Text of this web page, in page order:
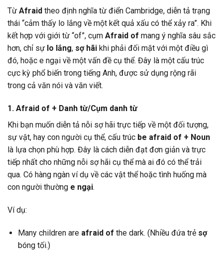
Từ Afraid theo định nghĩa từ điển Cambridge, diễn tả trạng
thái “cảm thấy lo lắng về một kết quả xấu có thể xảy ra”. Khi
kết hợp với giới từ “of”, cụm Afraid of mang ý nghĩa sâu sắc
hơn, chỉ sự lo lắng, sợ hãi khi phải đối mặt với một điều gì
đó, hoặc e ngại về một vấn đề cụ thể. Đây là một cấu trúc
cực kỳ phổ biến trong tiếng Anh, được sử dụng rộng rãi
trong cả văn nói và văn viết.
1. Afraid of + Danh từ/Cụm danh từ
Khi bạn muốn diễn tả nỗi sợ hãi trực tiếp về một đối tượng,
sự vật, hay con người cụ thể, cấu trúc be afraid of + Noun
là lựa chọn phù hợp. Đây là cách diễn đạt đơn giản và trực
tiếp nhất cho những nỗi sợ hãi cụ thể mà ai đó có thể trải
qua. Có hàng ngàn ví dụ về các vật thể hoặc tình huống mà
con người thường e ngại.
Ví dụ:
Many children are afraid of the dark. (Nhiều đứa trẻ sợ
bóng tối.)